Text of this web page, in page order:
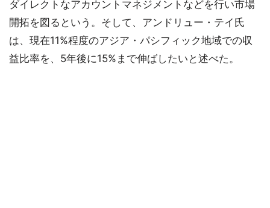
ダイレクトなアカウントマネジメントなどを行い市場
開拓を図るという。そして、アンドリュー・テイ氏
は、現在11%程度のアジア・パシフィック地域での収
益比率を、5年後に15%まで伸ばしたいと述べた。